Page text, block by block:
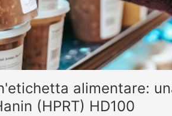
alimentare:
(HPRT) HD100